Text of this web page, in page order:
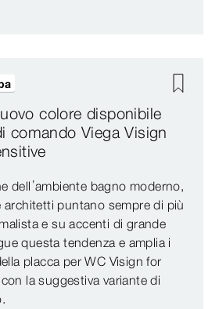
colore disponibile
comando Viega Visign
dell’ambiente bagno moderno,
architetti puntano sempre di più
e su accenti di grande
questa tendenza e amplia i
placca per WC Visign for
la suggestiva variante di